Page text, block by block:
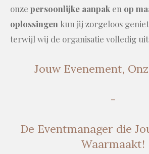
onze persoonlijke aanpak en op
oplossingen kun jij zorgeloos
terwijl wij de organisatie volledig
Jouw Evenement,
-
De Eventmanager die
Waarmaakt!